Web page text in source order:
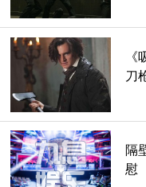
这三段连锁恋情与格蕾
似乎满足于拍出一部迷
深层次的家庭问题。
所以，在这个层面上，
三位女性，方达、基纳
(Elizabeth Olsen)看上
的确长得很像基纳，这
刀
隔
慰